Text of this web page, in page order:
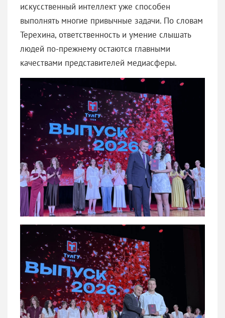
искусственный интеллект уже способен
выполнять многие привычные задачи. По словам
Терехина, ответственность и умение слышать
людей по-прежнему остаются главными
качествами представителей медиасферы.